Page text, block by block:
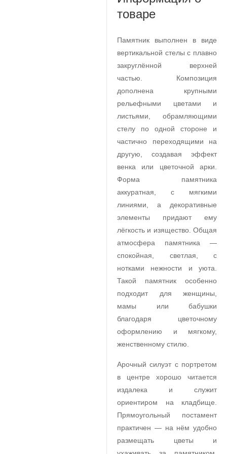
товаре
Памятник выполнен в виде
вертикальной стелы с плавно
закруглённой верхней
частью. Композиция
дополнена крупными
рельефными цветами и
листьями, обрамляющими
стелу по одной стороне и
частично переходящими на
другую, создавая эффект
венка или цветочной арки.
Форма памятника
аккуратная, с мягкими
линиями, а декоративные
элементы придают ему
лёгкость и изящество. Общая
атмосфера памятника —
спокойная, светлая, с
нотками нежности и уюта.
Такой памятник особенно
подходит для женщины,
мамы или бабушки
благодаря цветочному
оформлению и мягкому,
женственному стилю.
Арочный силуэт с портретом
в центре хорошо читается
издалека и служит
ориентиром на кладбище.
Прямоугольный постамент
практичен — на нём удобно
размещать цветы и